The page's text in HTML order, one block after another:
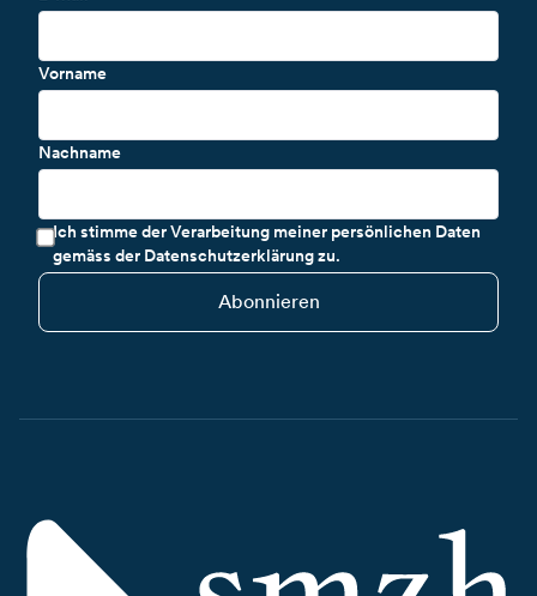
Vorname
Nachname
Ich stimme der Verarbeitung meiner persönlichen Daten
gemäss der Datenschutzerklärung zu.
Abonnieren